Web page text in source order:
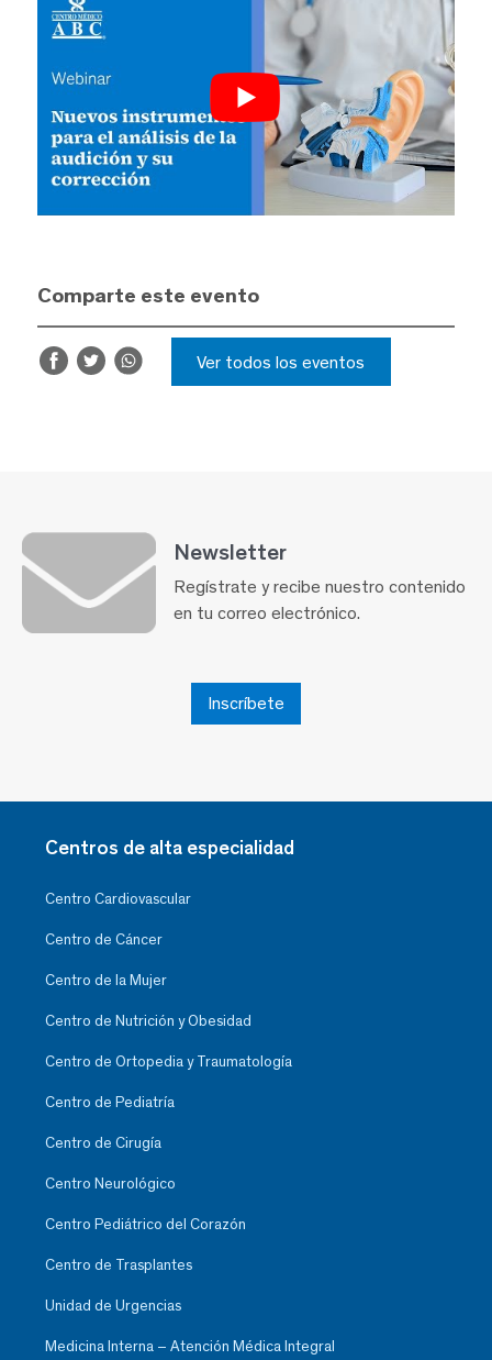
Comparte este evento
Ver todos los eventos
Newsletter
Regístrate y recibe nuestro contenido
en tu correo electrónico.
Inscríbete
Centros de alta especialidad
Centro Cardiovascular
Centro de Cáncer
Centro de la Mujer
Centro de Nutrición y Obesidad
Centro de Ortopedia y Traumatología
Centro de Pediatría
Centro de Cirugía
Centro Neurológico
Centro Pediátrico del Corazón
Centro de Trasplantes
Unidad de Urgencias
Medicina Interna – Atención Médica Integral